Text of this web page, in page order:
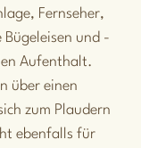
Fernseher,
Bügeleisen und -
Aufenthalt.
über einen
zum Plaudern
ebenfalls für